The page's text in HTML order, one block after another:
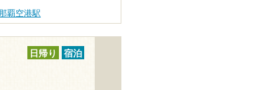
覇空港駅
日帰り 宿泊